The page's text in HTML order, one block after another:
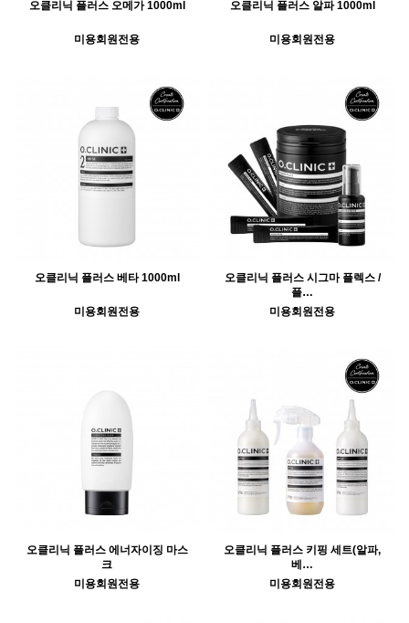
오클리닉 플러스 오메가 1000ml
미용회원전용
오클리닉 플러스 알파 1000ml
미용회원전용
오클리닉 플러스 베타 1000ml
미용회원전용
오클리닉 플러스 시그마 플렉스 /
플…
미용회원전용
오클리닉 플러스 에너자이징 마스
크
미용회원전용
오클리닉 플러스 키핑 세트(알파,
베…
미용회원전용